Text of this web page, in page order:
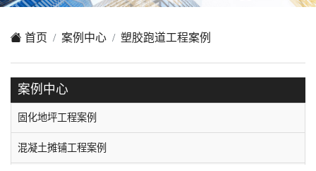
首页 案例中心 塑胶跑道工程案例
案例中心
固化地坪工程案例
混凝土摊铺工程案例